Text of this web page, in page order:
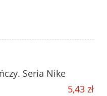
Seria Nike
5,43 zł